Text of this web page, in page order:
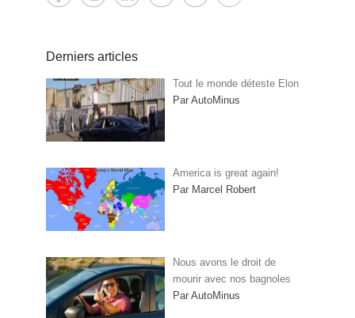
Derniers articles
Tout le monde déteste Elon
Par AutoMinus
America is great again!
Par Marcel Robert
Nous avons le droit de
mourir avec nos bagnoles
Par AutoMinus